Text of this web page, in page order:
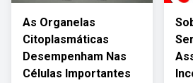
As Organelas
Citoplasmáticas
Desempenham Nas
Células Importantes